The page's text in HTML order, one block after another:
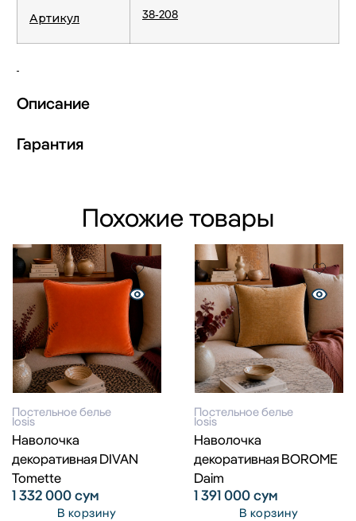
Артикул 38-208
Описание
Гарантия
Похожие товары
Постельное белье
Iosis
Наволочка
декоративная DIVAN
Tomette
1 332 000сум
В корзину
Постельное белье
Iosis
Наволочка
декоративная BOROME
Daim
1 391 000сум
В корзину